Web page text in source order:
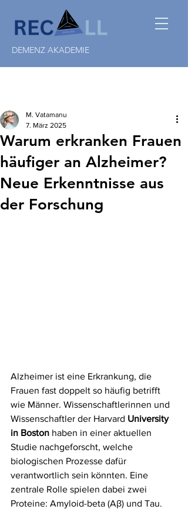
DEMENZ AKADEMIE
Warum erkranken Frauen
häufiger an Alzheimer?
Neue Erkenntnisse aus
der Forschung
M. Vatamanu
7. März 2025
Alzheimer ist eine Erkrankung, die
Frauen fast doppelt so häufig betrifft
wie Männer. Wissenschaftlerinnen und
Wissenschaftler der Harvard University
in Boston haben in einer aktuellen
Studie nachgeforscht, welche
biologischen Prozesse dafür
verantwortlich sein könnten. Eine
zentrale Rolle spielen dabei zwei
Proteine: Amyloid-beta (Aβ) und Tau.